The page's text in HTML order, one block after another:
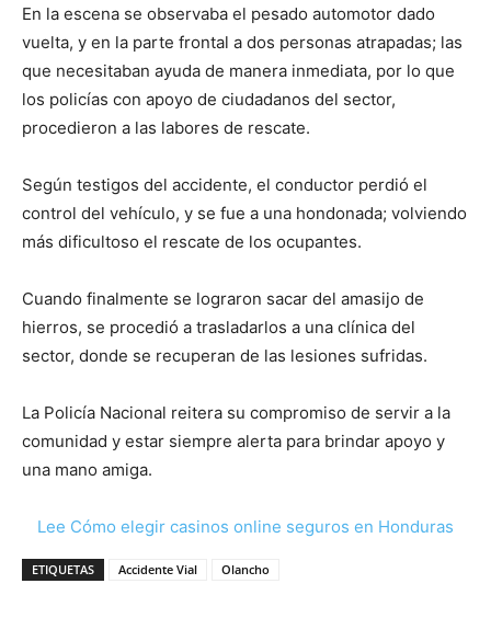
En la escena se observaba el pesado automotor dado
vuelta, y en la parte frontal a dos personas atrapadas; las
que necesitaban ayuda de manera inmediata, por lo que
los policías con apoyo de ciudadanos del sector,
procedieron a las labores de rescate.
Según testigos del accidente, el conductor perdió el
control del vehículo, y se fue a una hondonada; volviendo
más dificultoso el rescate de los ocupantes.
Cuando finalmente se lograron sacar del amasijo de
hierros, se procedió a trasladarlos a una clínica del
sector, donde se recuperan de las lesiones sufridas.
La Policía Nacional reitera su compromiso de servir a la
comunidad y estar siempre alerta para brindar apoyo y
una mano amiga.
Lee Cómo elegir casinos online seguros en Honduras
ETIQUETAS Accidente Vial Olancho